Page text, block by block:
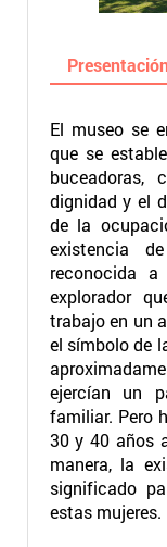
El museo se
que se
dignidad y el
de la
existencia
reconocida
explorador
trabajo en un
el símbolo de
ejercían un
familiar. Pero
30 y 40 años
manera, la
significado
estas mujeres.